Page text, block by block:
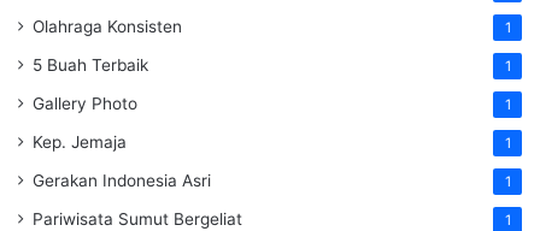
Olahraga Konsisten 1
5 Buah Terbaik 1
Gallery Photo 1
Kep. Jemaja 1
Gerakan Indonesia Asri 1
Pariwisata Sumut Bergeliat 1